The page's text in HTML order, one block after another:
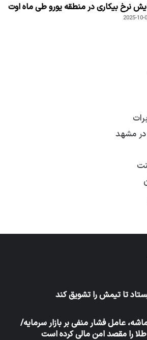
نرخ بیکاری در منطقه یورو طی ماه اوت
2025-10-
در مشهد
عامل فشار منفی بر بازار سرمایه/
را مقصد امن مالی کرده است